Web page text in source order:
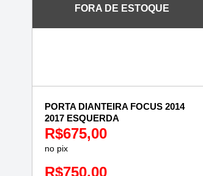
FORA DE ESTOQUE
PORTA DIANTEIRA FOCUS 2014
2017 ESQUERDA
R$675,00
no pix
R$750,00